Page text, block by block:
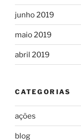
junho 2019
maio 2019
abril 2019
CATEGORIAS
ações
blog